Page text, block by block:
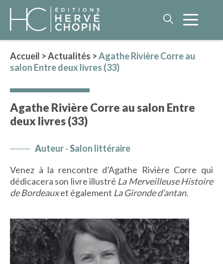
ROMAN HISTORIQUE
PHILOSOPHIE
IMAGES D’ANTAN & 100% VINTAGE
HISTOIRE & PATRIMOINE
ART & CULTURE
Accueil >Actualités >Agathe Rivière Corre au
salon Entre deux livres (33)
Agathe Rivière Corre au salon Entre
deux livres (33)
Auteur-Salon littéraire
Venez à la rencontre d’Agathe Rivière Corre qui
dédicacera son livre illustré La Merveilleuse Histoire
de Bordeauxet également La Gironde d’antan.